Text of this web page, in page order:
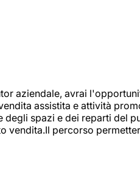
aziendale, avrai
assistita e attività
spazi e dei reparti del
percorso